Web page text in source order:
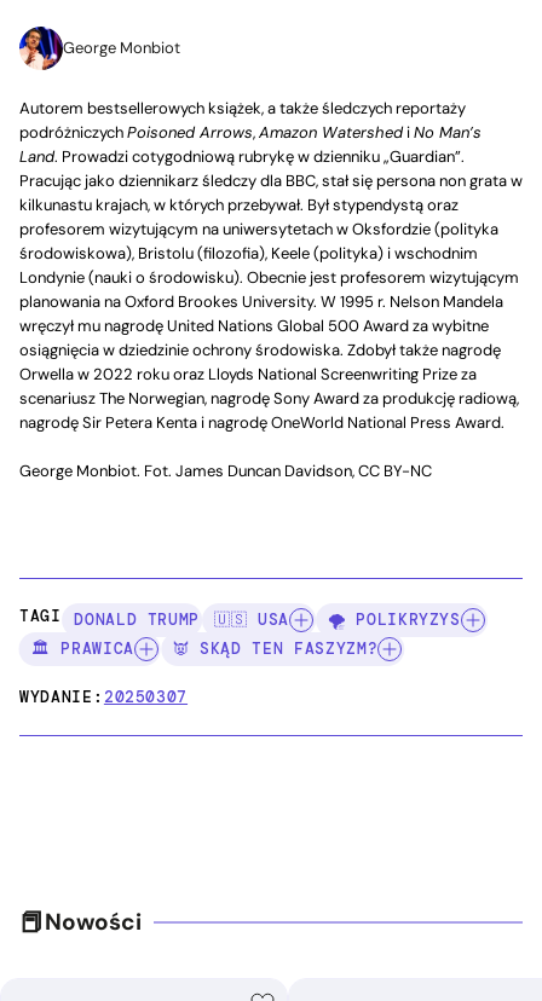
George Monbiot
Autorem bestsellerowych książek, a także śledczych reportaży
podróżniczychPoisoned Arrows,Amazon Watershed iNo Man’s
Land. Prowadzi cotygodniową rubrykę w dzienniku „Guardian”.
Pracując jako dziennikarz śledczy dla BBC, stał się persona non grata w
kilkunastu krajach, w których przebywał. Był stypendystą oraz
profesorem wizytującym na uniwersytetach w Oksfordzie (polityka
środowiskowa), Bristolu (filozofia), Keele (polityka) i wschodnim
Londynie (nauki o środowisku). Obecnie jest profesorem wizytującym
planowania na Oxford Brookes University. W 1995 r. Nelson Mandela
wręczył mu nagrodę United Nations Global 500 Award za wybitne
osiągnięcia w dziedzinie ochrony środowiska. Zdobył także nagrodę
Orwella w 2022 roku oraz Lloyds National Screenwriting Prize za
scenariusz The Norwegian, nagrodę Sony Award za produkcję radiową,
nagrodę Sir Petera Kenta i nagrodę OneWorld National Press Award.
George Monbiot. Fot. James Duncan Davidson, CC BY-NC
TAGI: DONALD TRUMP 🇺🇸 USA
🌪️ POLIKRYZYS
🏛️ PRAWICA
👿 SKĄD TEN FASZYZM?
WYDANIE:20250307
Nowości